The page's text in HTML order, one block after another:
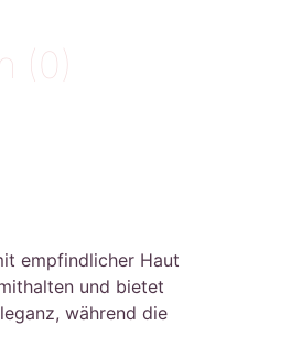
(0)
empfindlicher Haut
und bietet
während die